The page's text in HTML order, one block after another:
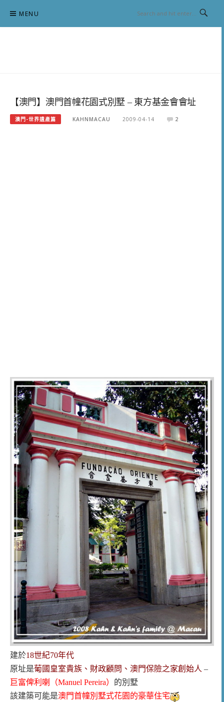
content
MENU
【澳門】澳門首幢花園式別墅 – 東方基金會會址
澳門-世界遺產篇 KAHNMACAU 2009-04-14 2
建於18世紀70年代
原址是葡國皇室貴族、財政顧問、澳門保險之家創始人 –
巨富俾利喇（Manuel Pereira） 的別墅
該建築可能是澳門首幢別墅式花園的豪華住宅